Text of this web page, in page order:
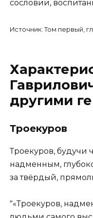
сословии,
Источник: Том первый,
другими
Троекуров
Троекуров, будучи
надменным,
за твёрдый,
«Троекуров,